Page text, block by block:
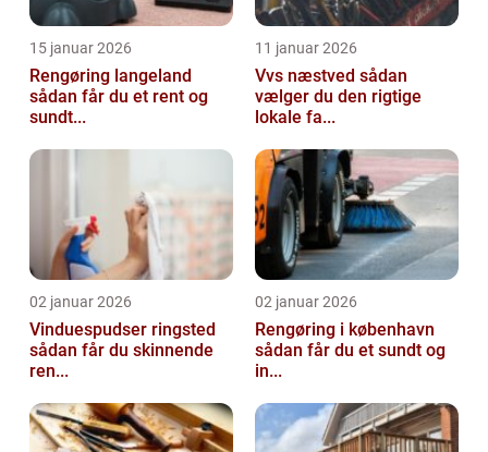
15 januar 2026
Rengøring langeland
sådan får du et rent og
sundt...
11 januar 2026
Vvs næstved sådan
vælger du den rigtige
lokale fa...
02 januar 2026
Vinduespudser ringsted
sådan får du skinnende
ren...
02 januar 2026
Rengøring i københavn
sådan får du et sundt og
in...